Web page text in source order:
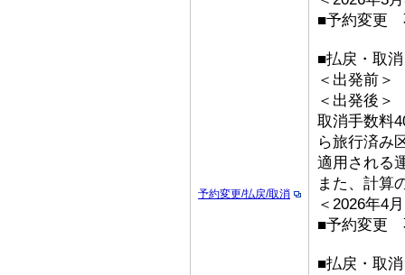
予約変更/払戻/取消
■予約変更
■払戻・取消
＜出発前＞
＜出発後
取消手数料
ら旅行済み
適用される
また、計算
＜2026年4
■予約変更
■払戻・取